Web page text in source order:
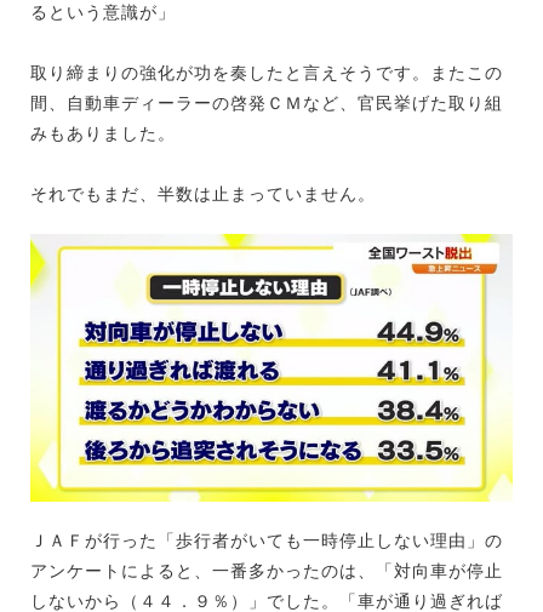
るという意識が」
取り締まりの強化が功を奏したと言えそうです。またこの
間、自動車ディーラーの啓発ＣＭなど、官民挙げた取り組
みもありました。
それでもまだ、半数は止まっていません。
ＪＡＦが行った「歩行者がいても一時停止しない理由」の
アンケートによると、一番多かったのは、「対向車が停止
しないから（４４．９％）」でした。「車が通り過ぎれば